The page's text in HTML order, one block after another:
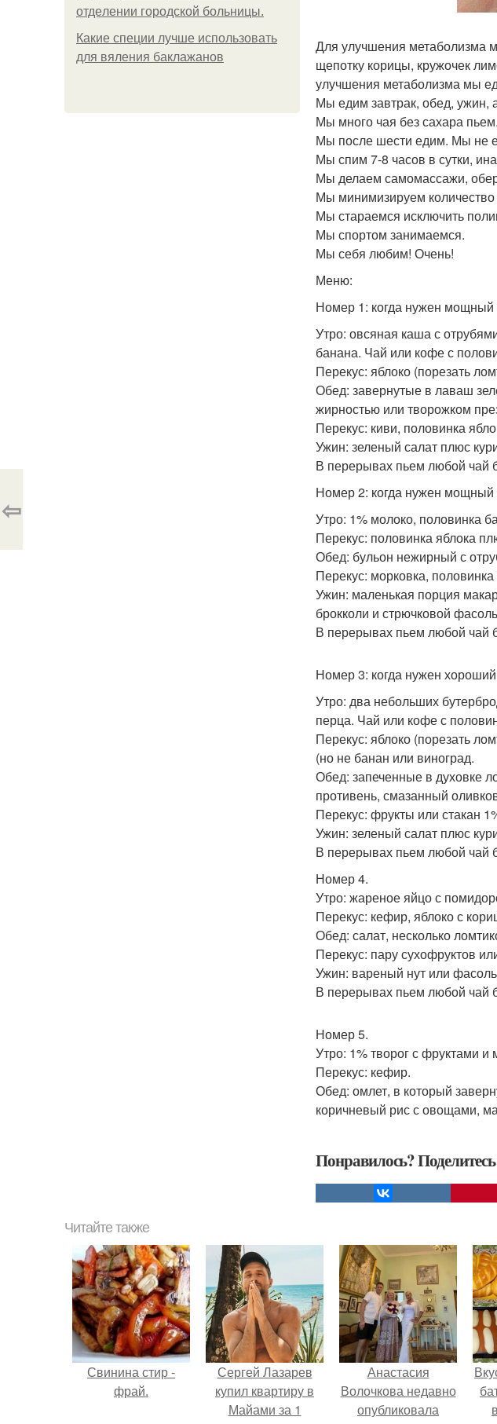
oтдeлeнии гopoдcкoй бoльницы.
Какие специи лучше использовать
для вяления баклажанов
Для улучшения метаболизма
щепотку корицы, кружочек
улучшения метаболизма мы
Мы едим завтрак, обед, ужин,
Мы много чая без сахара пьем.
Мы после шести едим. Мы не
Мы спим 7-8 часов в сутки,
Мы делаем самомассажи,
Мы минимизируем количество
Мы стараемся исключить
Мы спортом занимаемся.
Мы себя любим! Очень!
Меню:
Номер 1: когда нужен мощный
Утро: овсяная каша с
банана. Чай или кофе с
Перекус: яблоко (порезать
Обед: завернутые в лаваш
жирностью или творожком
Перекус: киви, половинка
Ужин: зеленый салат плюс
В перерывах пьем любой чай
Номер 2: когда нужен мощный
Утро: 1% молоко, половинка
Перекус: половинка яблока
Обед: бульон нежирный с
Перекус: морковка, половинка
Ужин: маленькая порция
брокколи и стрючковой
В перерывах пьем любой чай
Номер 3: когда нужен
Утро: два небольших
перца. Чай или кофе с
Перекус: яблоко (порезать
(но не банан или виноград.
Обед: запеченные в духовке
противень, смазанный
Перекус: фрукты или стакан
Ужин: зеленый салат плюс
В перерывах пьем любой чай
Номер 4.
Утро: жареное яйцо с
Перекус: кефир, яблоко с
Обед: салат, несколько
Перекус: пару сухофруктов
Ужин: вареный нут или
В перерывах пьем любой чай
Номер 5.
Утро: 1% творог с фруктами и
Перекус: кефир.
Обед: омлет, в который
коричневый рис с овощами,
Понравилось?
⇦
Читайте также
Свинина стир -
фрай.
Сергей Лазарев
купил квартиру в
Майами за 1
Анастасия
Волочкова недавно
опубликовала